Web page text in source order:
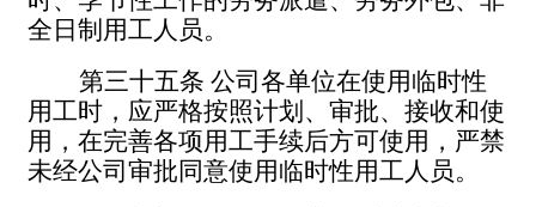
全日制用工人员。
第三十五条 公司各单位在使用临时性
用工时，应严格按照计划、审批、接收和使
用，在完善各项用工手续后方可使用，严禁
未经公司审批同意使用临时性用工人员。